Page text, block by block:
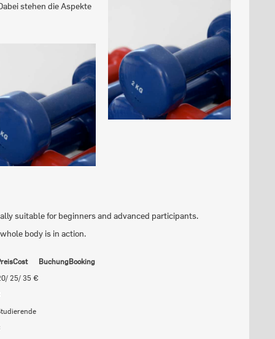
stehen die Aspekte
suitable for beginners and advanced participants.
body is in action.
Cost BuchungBooking
25/ 35 €